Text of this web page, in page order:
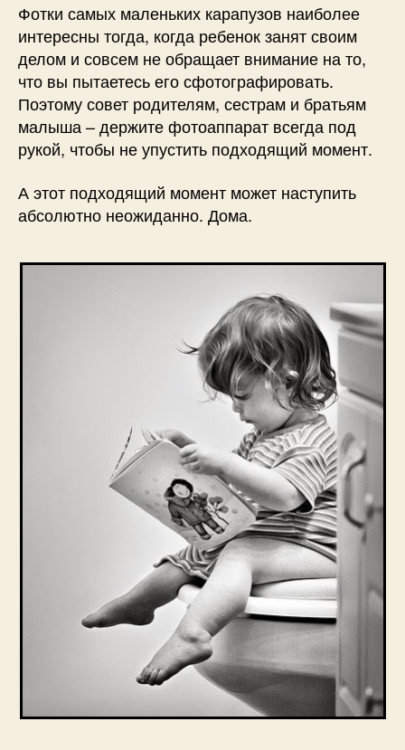
Фотки самых маленьких карапузов наиболее
интересны тогда, когда ребенок занят своим
делом и совсем не обращает внимание на то,
что вы пытаетесь его сфотографировать.
Поэтому совет родителям, сестрам и братьям
малыша – держите фотоаппарат всегда под
рукой, чтобы не упустить подходящий момент.
А этот подходящий момент может наступить
абсолютно неожиданно. Дома.